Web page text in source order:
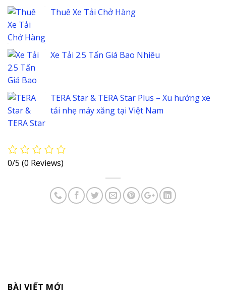
Thuê Xe Tải Chở Hàng
Xe Tải 2.5 Tấn Giá Bao Nhiêu
TERA Star & TERA Star Plus – Xu hướng xe
tải nhẹ máy xăng tại Việt Nam
0/5 (0 Reviews)
BÀI VIẾT MỚI